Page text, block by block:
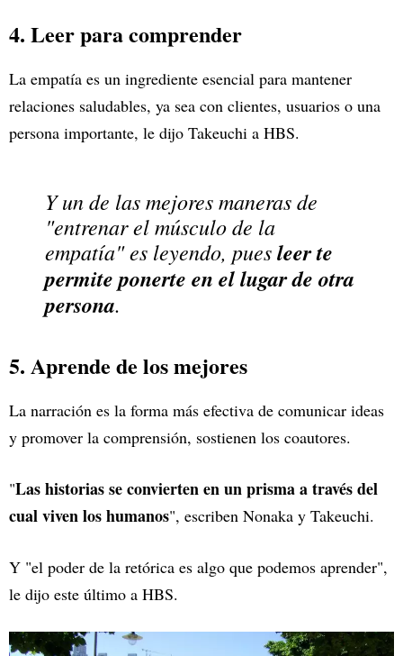
4. Leer para comprender
La empatía es un ingrediente esencial para mantener
relaciones saludables, ya sea con clientes, usuarios o una
persona importante, le dijo Takeuchi a HBS.
Y un de las mejores maneras de
"entrenar el músculo de la
empatía" es leyendo, puesleer te
permite ponerte en el lugar de otra
persona.
5. Aprende de los mejores
La narración es la forma más efectiva de comunicar ideas
y promover la comprensión, sostienen los coautores.
"Las historias se convierten en un prisma a través del
cual viven los humanos", escriben Nonaka y Takeuchi.
Y "el poder de la retórica es algo que podemos aprender",
le dijo este último a HBS.